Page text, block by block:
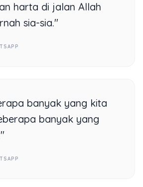
harta di jalan Allah
sia-sia."
banyak yang kita
banyak yang